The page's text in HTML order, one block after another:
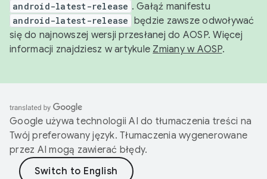
android-latest-release . Gałąź manifestu
android-latest-release będzie zawsze odwoływać
się do najnowszej wersji przesłanej do AOSP. Więcej
informacji znajdziesz w artykule Zmiany w AOSP.
Google używa technologii AI do tłumaczenia treści na
Twój preferowany język. Tłumaczenia wygenerowane
przez AI mogą zawierać błędy.